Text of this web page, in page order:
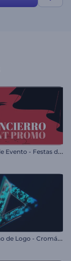
P
romoção de Evento - Festas de São Firmino
A
presentação de Logo - Cromático